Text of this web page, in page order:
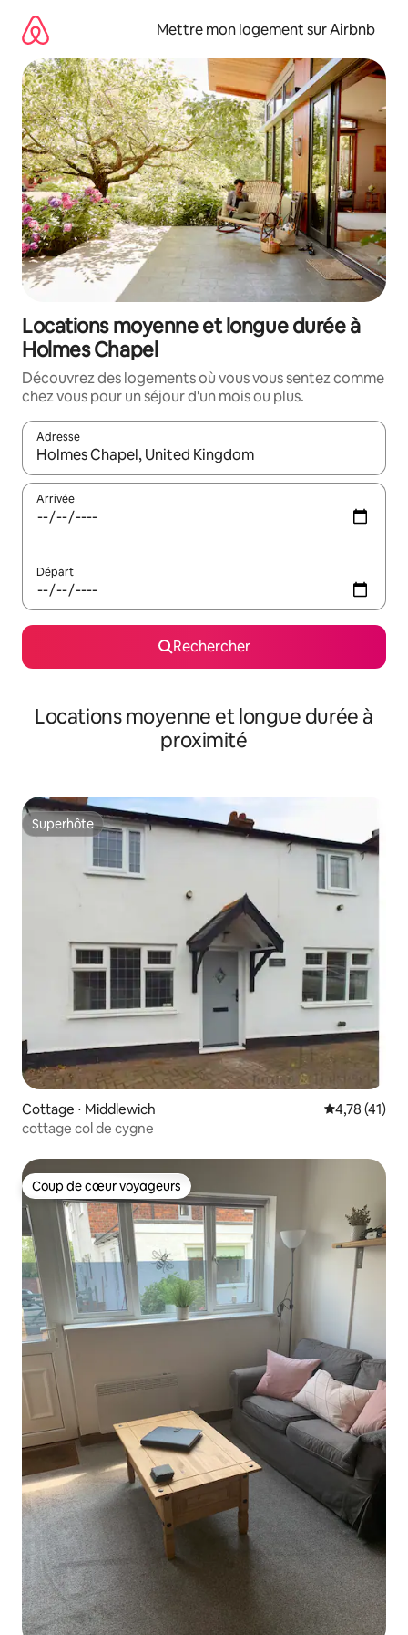
directement
contenu
Mettre mon logement sur Airbnb
Locations moyenne et longue durée à
Holmes Chapel
Découvrez des logements où vous vous sentez comme
chez vous pour un séjour d'un mois ou plus.
Adresse
Lorsque les résultats s'affichent, utilisez les flèches vers le
Arrivée
Départ
Rechercher
Locations moyenne et longue durée à
proximité
Superhôte
Superhôte
Cottage ⋅ Middlewich Évaluation
4,78 (41)
cottage col de cygne
Coup de cœur voyageurs
Coup de cœur voyageurs